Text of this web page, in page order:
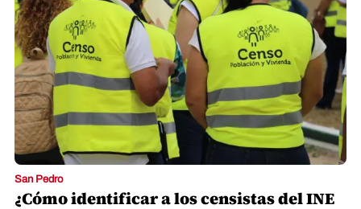
¿Cómo identificar a los censistas del INE
que llegarán a su hogar?
Jacqueline Molina